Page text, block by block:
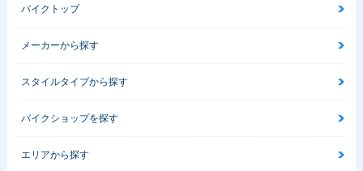
バイクトップ
メーカーから探す
スタイルタイプから探す
バイクショップを探す
エリアから探す